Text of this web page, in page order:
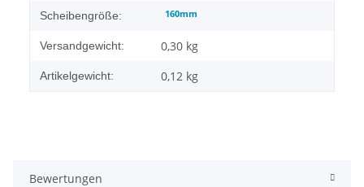
Scheibengröße: 160mm
Versandgewicht: 0,30 kg
Artikelgewicht: 0,12 kg
Bewertungen